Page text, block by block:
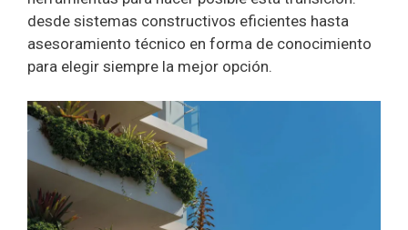
desde sistemas constructivos eficientes hasta
asesoramiento técnico en forma de conocimiento
para elegir siempre la mejor opción.